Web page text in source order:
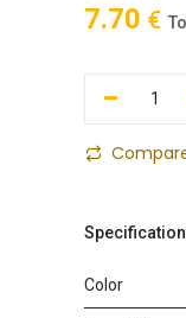
7.70 €
Color